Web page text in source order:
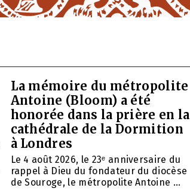
La mémoire du métropolite
Antoine (Bloom) a été
honorée dans la prière en la
cathédrale de la Dormition
à Londres
Le 4 août 2026, le 23ᵉ anniversaire du
rappel à Dieu du fondateur du diocèse
de Souroge, le métropolite Antoine ...